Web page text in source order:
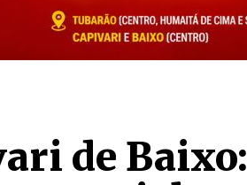
de Baixo: